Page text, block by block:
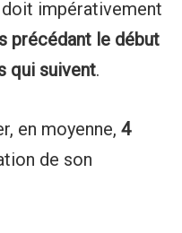
impérativement
précédant le début
qui suivent.
en moyenne, 4
de son